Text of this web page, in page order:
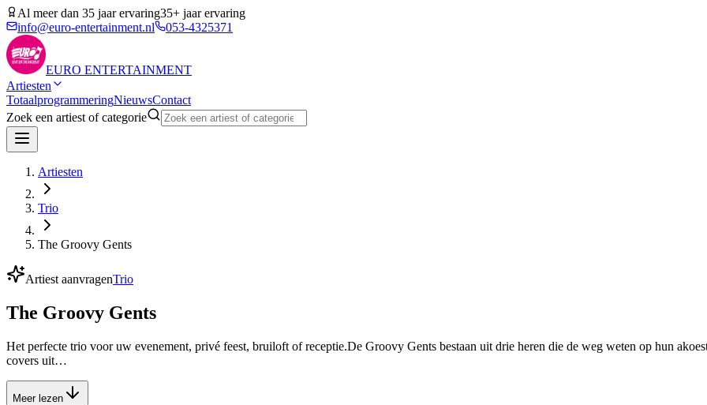
Al meer dan 35 jaar ervaring35+ jaar ervaring
info@euro-entertainment.nl
053-4325371
EURO ENTERTAINMENT
Artiesten
TotaalprogrammeringNieuwsContact
Zoek een artiest of categorie
Artiesten
Trio
The Groovy Gents
Artiest aanvragenTrio
The Groovy Gents
Het perfecte trio voor uw evenement, privé feest, bruiloft of receptie.De Groovy Gents bestaan uit drie heren die de weg weten op hun
covers uit…
Meer lezen